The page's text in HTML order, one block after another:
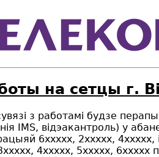
на сетцы г.
з работамі будзе
iя IMS, відэакантроль) у
6ххххх, 2ххххх,
4ххххх, 5ххххх, 6ххххх